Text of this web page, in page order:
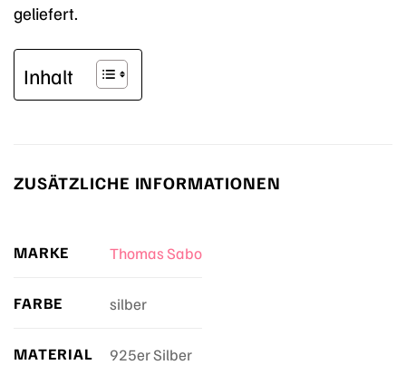
geliefert.
Inhalt
ZUSÄTZLICHE INFORMATIONEN
MARKE Thomas Sabo
FARBE silber
MATERIAL 925er Silber